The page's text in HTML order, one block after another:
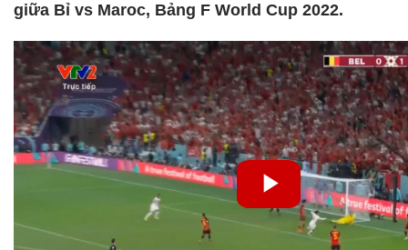
giữa Bỉ vs Maroc, Bảng F World Cup 2022.